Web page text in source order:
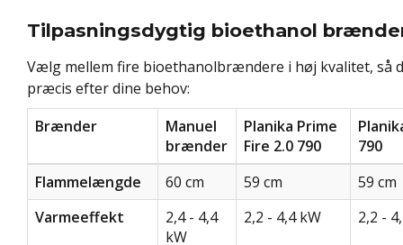
Tilpasningsdygtig bioethanol
Vælg mellem fire bioethanolbrændere i høj kvalitet, så
præcis efter dine behov:
Brænder
Manuel
brænder
Planika Prime
Fire 2.0 790
790
Flammelængde
60 cm 59 cm
59 cm
Varmeeffekt
2,4 - 4,4
kW
2,2 - 4,4 kW 2,2 -